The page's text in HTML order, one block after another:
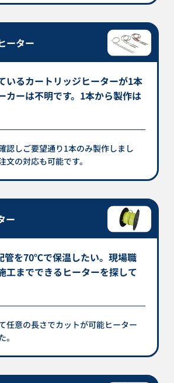
ーター
いるカートリッジヒーターが1本
カーは不明です。1本から製作は
認しご要望通り1本のみ製作しまし
文の対応も可能です。
ー
管を70℃で保温したい。現場職
工までできるヒーターを探して
任意の長さでカットが可能ヒーター